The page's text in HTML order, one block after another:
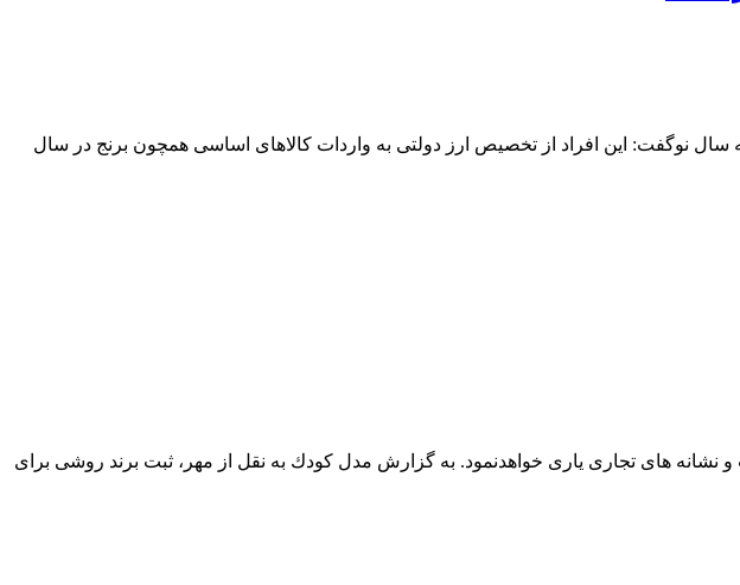
نوگفت: این افراد از تخصیص ارز دولتی به واردات كالاهای اساسی همچون برنج در سال
های تجاری یاری خواهدنمود. به گزارش مدل كودك به نقل از مهر، ثبت برند روشی برای